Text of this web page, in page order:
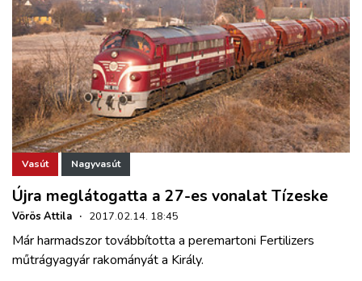
Vasút Nagyvasút
Újra meglátogatta a 27-es vonalat Tízeske
Vörös Attila · 2017.02.14. 18:45
Már harmadszor továbbította a peremartoni Fertilizers
műtrágyagyár rakományát a Király.